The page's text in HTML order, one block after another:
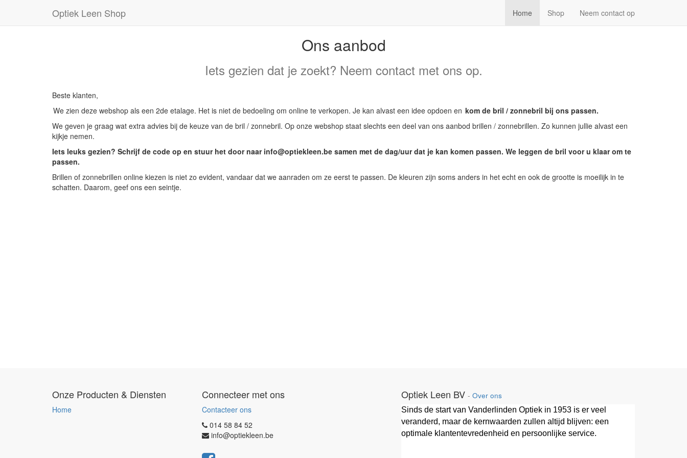
Optiek Leen Shop Home Shop Neem contact op
Ons aanbod
Iets gezien dat je zoekt? Neem contact met ons op.
Beste klanten,
We zien deze webshop als een 2de etalage. Het is niet de bedoeling om online te verkopen. Je kan alvast een idee opdoen en kom de bril / zonnebril bij ons passen.
We geven je graag wat extra advies bij de keuze van de bril / zonnebril. Op onze webshop staat slechts een deel van ons aanbod brillen / zonnebrillen. Zo kunnen jullie alvast een
kijkje nemen.
Iets leuks gezien? Schrijf de code op en stuur het door naar info@optiekleen.be samen met de dag/uur dat je kan komen passen. We leggen de bril voor u klaar om te
passen.
Brillen of zonnebrillen online kiezen is niet zo evident, vandaar dat we aanraden om ze eerst te passen. De kleuren zijn soms anders in het echt en ook de grootte is moeilijk in te
schatten. Daarom, geef ons een seintje.
Onze Producten & Diensten
Home
Connecteer met ons
Contacteer ons
014 58 84 52
info@optiekleen.be
Optiek Leen BV - Over ons
Sinds de start van Vanderlinden Optiek in 1953 is er veel
veranderd, maar de kernwaarden zullen altijd blijven: een
optimale klantentevredenheid en persoonlijke service.